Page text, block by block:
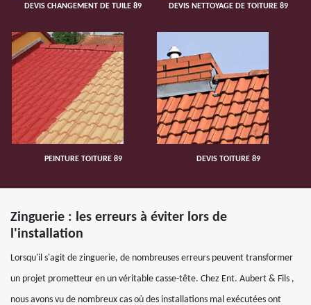
DEVIS CHANGEMENT DE TUILE 89 DEVIS NETTOYAGE DE TOITURE 89
PEINTURE TOITURE 89 DEVIS TOITURE 89
Zinguerie : les erreurs à éviter lors de
l'installation
Lorsqu'il s'agit de zinguerie, de nombreuses erreurs peuvent transformer
un projet prometteur en un véritable casse-tête. Chez Ent. Aubert & Fils ,
nous avons vu de nombreux cas où des installations mal exécutées ont